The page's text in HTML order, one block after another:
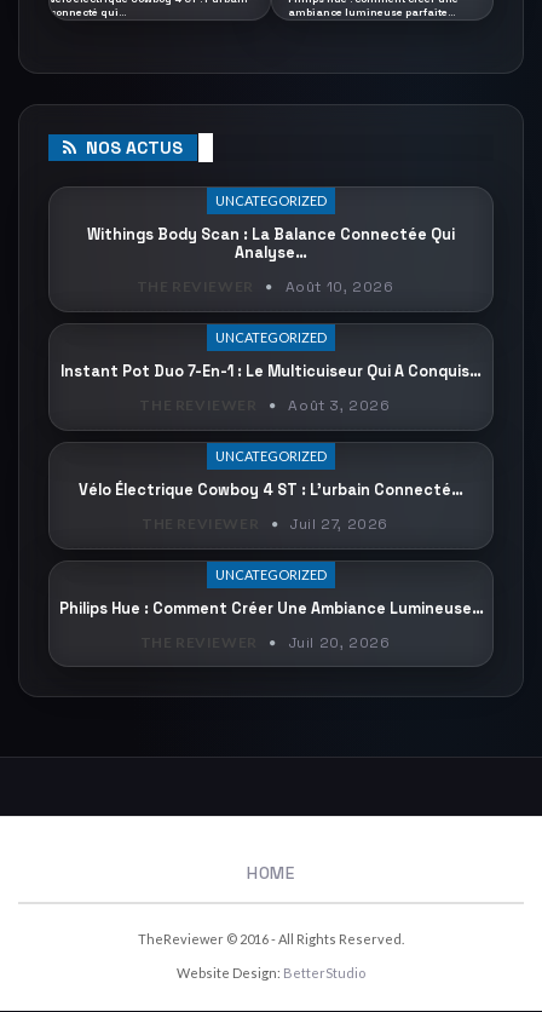
connecté qui…
ambiance lumineuse parfaite…
NOS ACTUS
UNCATEGORIZED
Withings Body Scan : La Balance Connectée Qui
Analyse…
Août 10, 2026
UNCATEGORIZED
Instant Pot Duo 7-En-1 : Le Multicuiseur Qui A Conquis…
Août 3, 2026
UNCATEGORIZED
Vélo Électrique Cowboy 4 ST : L’urbain Connecté…
Juil 27, 2026
UNCATEGORIZED
Philips Hue : Comment Créer Une Ambiance Lumineuse…
Juil 20, 2026
HOME
TheReviewer © 2016 - All Rights Reserved.
Website Design: BetterStudio